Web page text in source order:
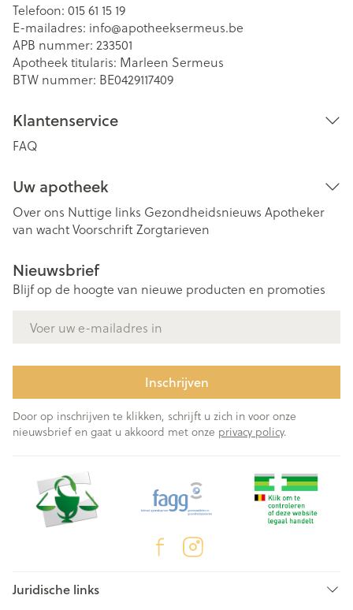
Telefoon: 015 61 15 19
E-mailadres: info@apotheeksermeus.be
APB nummer: 233501
Apotheek titularis: Marleen Sermeus
BTW nummer: BE0429117409
Klantenservice
FAQ
Uw apotheek
Over ons Nuttige links Gezondheidsnieuws Apotheker
van wachtVoorschriftZorgtarieven
Nieuwsbrief
Blijf op de hoogte van nieuwe producten en promoties
Inschrijven
Door op inschrijven te klikken, schrijft u zich in voor onze
nieuwsbrief en gaat u akkoord met onze privacy policy.
Juridische links